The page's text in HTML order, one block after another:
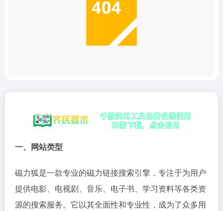
一、网站类型
磁力狐是一款专业的磁力链接搜索引擎，专注于为用户
提供电影、电视剧、音乐、电子书、学习资料等各类资
源的搜索服务。它以其全面性和专业性，成为了众多用